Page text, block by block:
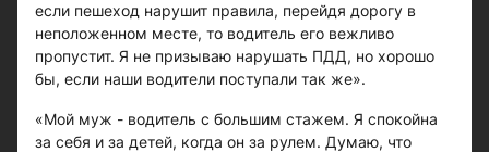
если пешеход нарушит правила, перейдя дорогу в
неположенном месте, то водитель его вежливо
пропустит. Я не призываю нарушать ПДД, но хорошо
бы, если наши водители поступали так же».
«Мой муж - водитель с большим стажем. Я спокойна
за себя и за детей, когда он за рулем. Думаю, что